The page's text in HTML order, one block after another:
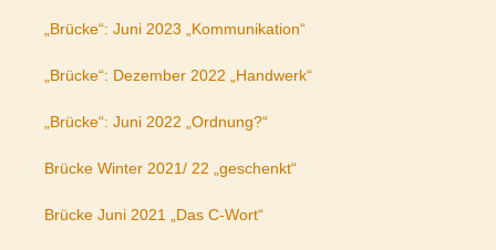
„Brücke“: Juni 2023 „Kommunikation“
„Brücke“: Dezember 2022 „Handwerk“
„Brücke“: Juni 2022 „Ordnung?“
Brücke Winter 2021/ 22 „geschenkt“
Brücke Juni 2021 „Das C-Wort“